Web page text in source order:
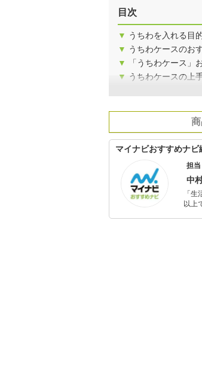
目次
▼ うちわを入れる目
▼ うちわケースのお
▼
「うちわケース」
▼ うちわケースの上
マイナビおすすめナビ
担
中
「
以上